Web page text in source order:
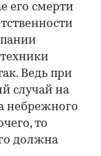
его смерти
Ведь при
случай на
небрежного
то
должна